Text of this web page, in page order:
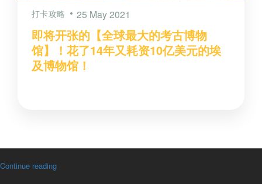
打卡攻略 25 May 2021
即将开张的【全球最大的考古博物
馆】！花了14年又耗资10亿美元的埃
及博物馆！
Continue reading